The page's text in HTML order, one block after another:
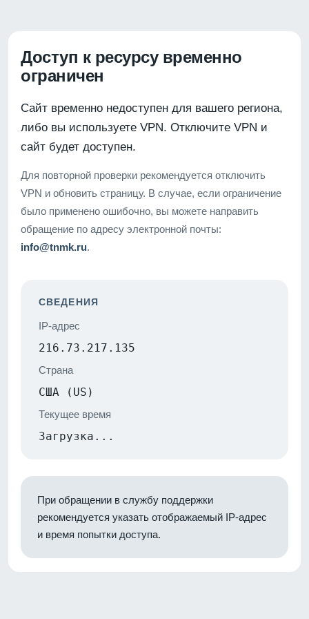
Доступ к ресурсу временно
ограничен
Сайт временно недоступен для вашего региона,
либо вы используете VPN. Отключите VPN и
сайт будет доступен.
Для повторной проверки рекомендуется отключить
VPN и обновить страницу. В случае, если ограничение
было применено ошибочно, вы можете направить
обращение по адресу электронной почты:
info@tnmk.ru.
СВЕДЕНИЯ
IP-адрес
216.73.217.135
Страна
США (US)
Текущее время
Загрузка...
При обращении в службу поддержки
рекомендуется указать отображаемый IP-адрес
и время попытки доступа.